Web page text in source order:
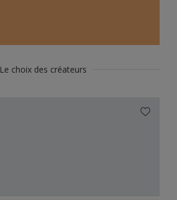
Le choix des créateurs